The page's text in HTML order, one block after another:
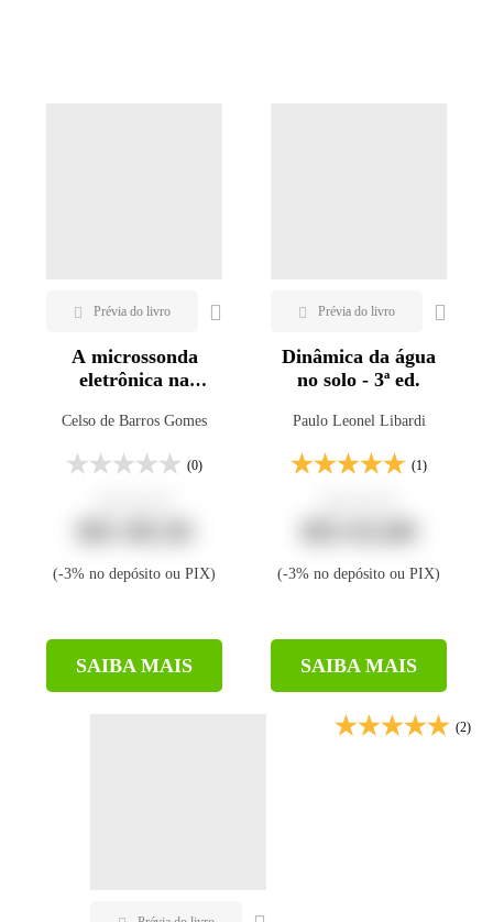
A microssonda
eletrônica na
Celso de Barros Gomes
(0)
(-3% no depósito ou PIX)
SAIBA MAIS
Dinâmica da água
no solo - 3ª ed.
Paulo Leonel Libardi
(1)
(-3% no depósito ou PIX)
SAIBA MAIS
(2)